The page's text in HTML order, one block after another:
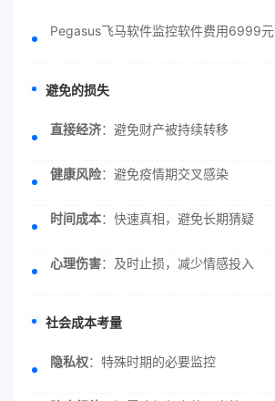
Pegasus飞马软件监控软件费用6999元
避免的损失
直接经济：避免财产被持续转移
健康风险：避免疫情期交叉感染
时间成本：快速真相，避免长期猜疑
心理伤害：及时止损，减少情感投入
社会成本考量
隐私权：特殊时期的必要监控